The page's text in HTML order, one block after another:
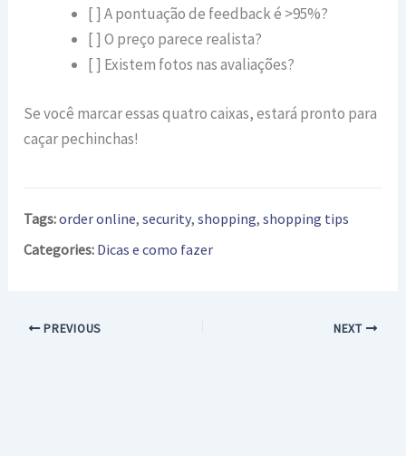
[ ] A pontuação de feedback é >95%?
[ ] O preço parece realista?
[ ] Existem fotos nas avaliações?
Se você marcar essas quatro caixas, estará pronto para
caçar pechinchas!
Tags:order online,security,shopping,shopping tips
Categories: Dicas e como fazer
PREVIOUS NEXT